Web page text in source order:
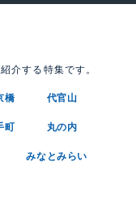
介する特集です。
橋 代官山
町 丸の内
みなとみらい